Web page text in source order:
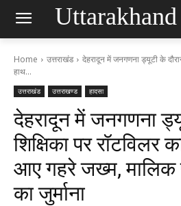
Home उत्तराखंड
देहरादून में जनगणना ड्यूटी के
हाथ...
उत्तराखंड उत्तराखण्ड हादसा
देहरादून में जनगणना
शिक्षिका पर रॉटविलर
आए गहरे जख्म, मालिक
का जुर्माना